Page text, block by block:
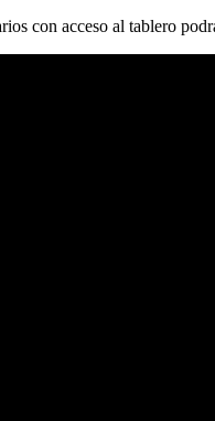
con acceso al tablero